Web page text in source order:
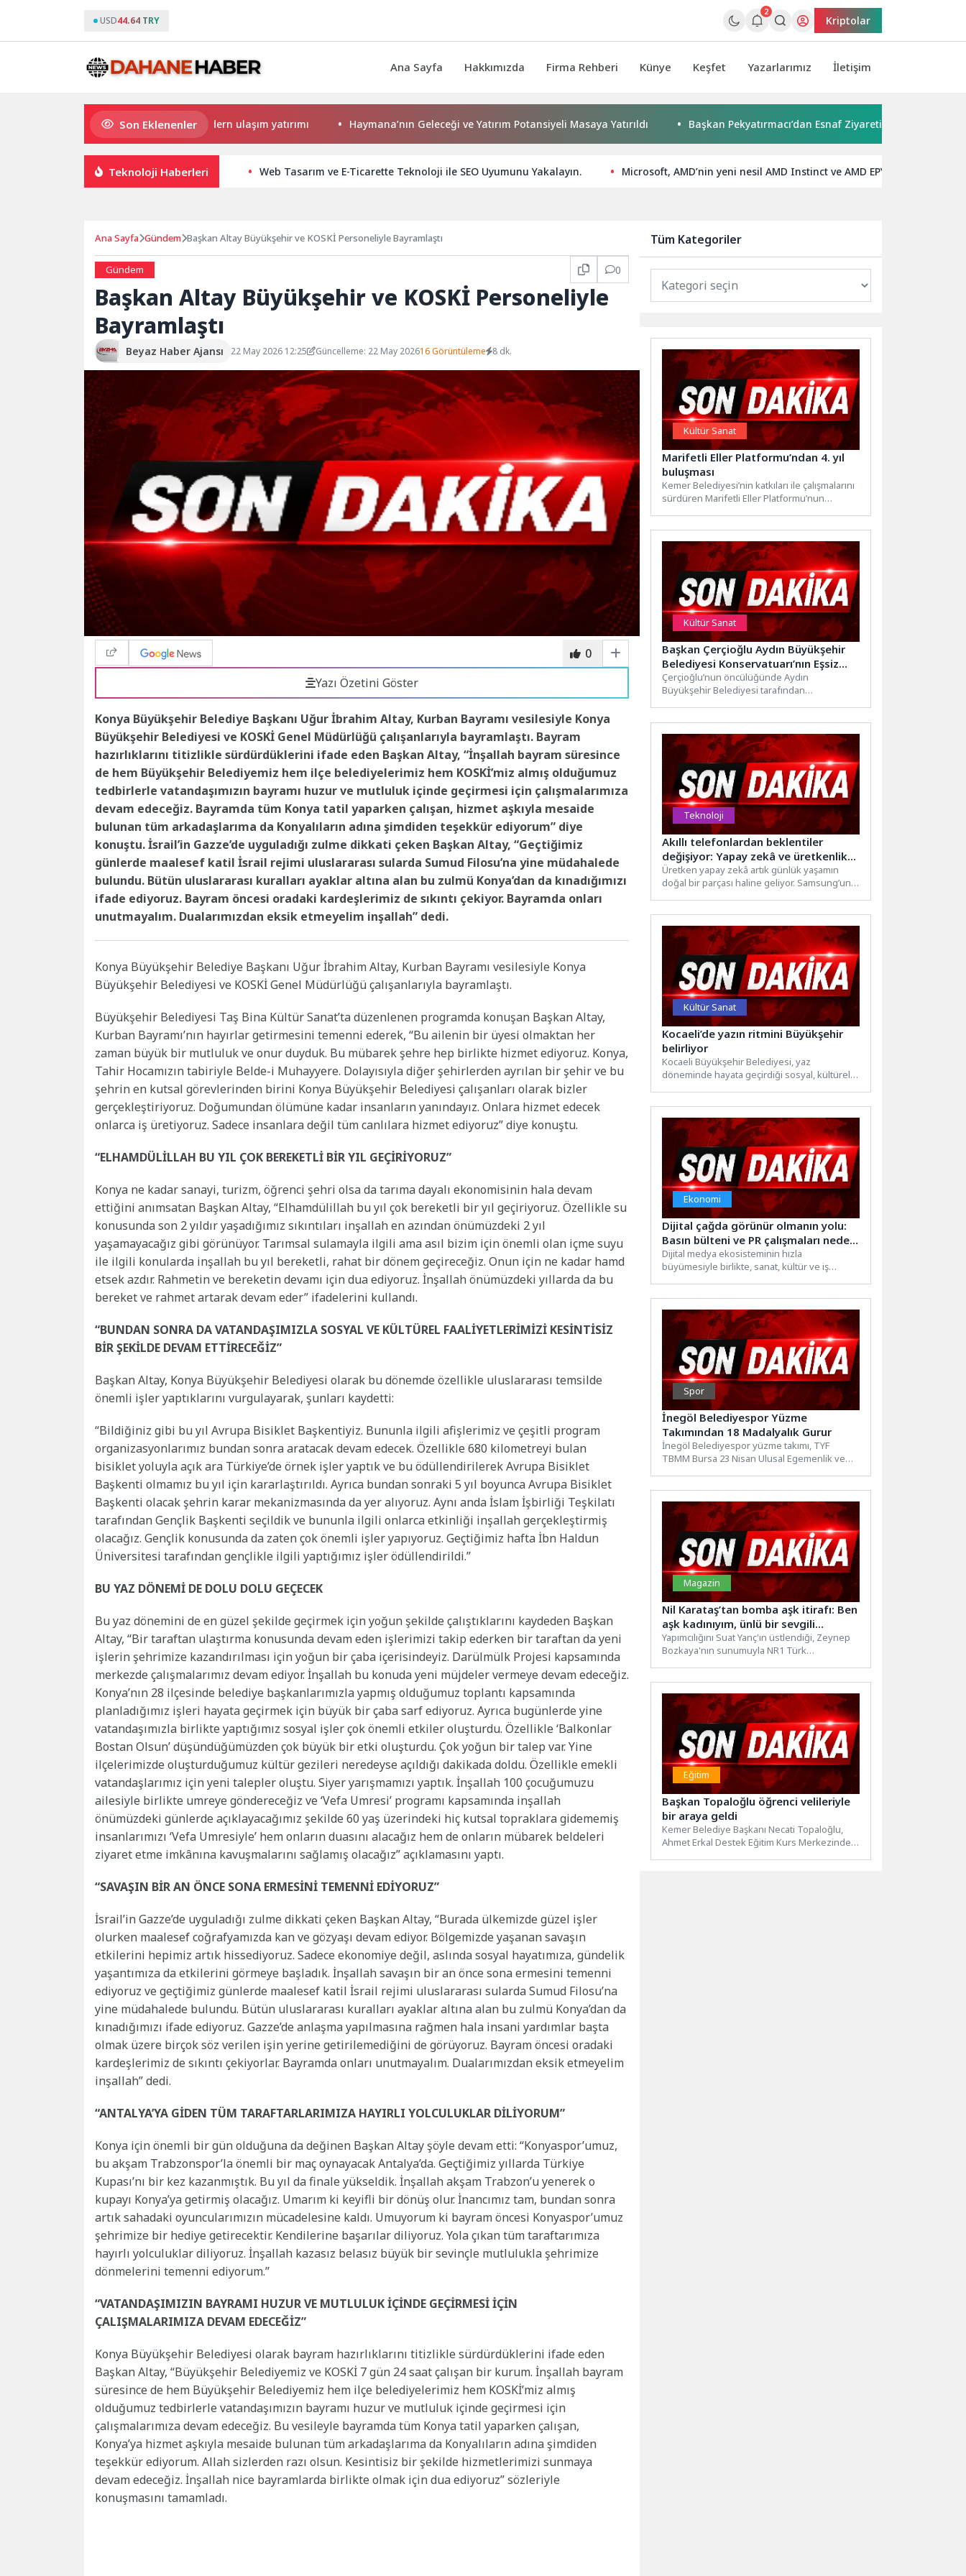
USD44.64 TRY
2
Kriptolar
Ana Sayfa Hakkımızda Firma Rehberi Künye Keşfet Yazarlarımız İletişim
Son Eklenenler
Büyükşehir’den Darıca’ya modern ulaşım yatırımı Haymana’nın Geleceği ve Yatırım Potansiyeli Masaya Yatırıldı Başkan Pekyatırmacı’dan Esnaf Ziyareti Çocuklar boyadı,
Teknoloji Haberleri Web Tasarım ve E-Ticarette Teknoloji ile SEO Uyumunu Yakalayın. Microsoft, AMD’nin yeni nesil AMD Instinct ve AMD EPYC işlemcilerini
Ana Sayfa Gündem Başkan Altay Büyükşehir ve KOSKİ Personeliyle Bayramlaştı
Gündem 0
Başkan Altay Büyükşehir ve KOSKİ Personeliyle
Bayramlaştı
Beyaz Haber Ajansı 22 May 2026 12:25 Güncelleme: 22 May 202616 Görüntüleme 8 dk.
0
Yazı Özetini Göster
Konya Büyükşehir Belediye Başkanı Uğur İbrahim Altay, Kurban Bayramı vesilesiyle Konya
Büyükşehir Belediyesi ve KOSKİ Genel Müdürlüğü çalışanlarıyla bayramlaştı. Bayram
hazırlıklarını titizlikle sürdürdüklerini ifade eden Başkan Altay, “İnşallah bayram süresince
de hem Büyükşehir Belediyemiz hem ilçe belediyelerimiz hem KOSKİ’miz almış olduğumuz
tedbirlerle vatandaşımızın bayramı huzur ve mutluluk içinde geçirmesi için çalışmalarımıza
devam edeceğiz. Bayramda tüm Konya tatil yaparken çalışan, hizmet aşkıyla mesaide
bulunan tüm arkadaşlarıma da Konyalıların adına şimdiden teşekkür ediyorum” diye
konuştu. İsrail’in Gazze’de uyguladığı zulme dikkati çeken Başkan Altay, “Geçtiğimiz
günlerde maalesef katil İsrail rejimi uluslararası sularda Sumud Filosu’na yine müdahalede
bulundu. Bütün uluslararası kuralları ayaklar altına alan bu zulmü Konya’dan da kınadığımızı
ifade ediyoruz. Bayram öncesi oradaki kardeşlerimiz de sıkıntı çekiyor. Bayramda onları
unutmayalım. Dualarımızdan eksik etmeyelim inşallah” dedi.
Konya Büyükşehir Belediye Başkanı Uğur İbrahim Altay, Kurban Bayramı vesilesiyle Konya
Büyükşehir Belediyesi ve KOSKİ Genel Müdürlüğü çalışanlarıyla bayramlaştı.
Büyükşehir Belediyesi Taş Bina Kültür Sanat’ta düzenlenen programda konuşan Başkan Altay,
Kurban Bayramı’nın hayırlar getirmesini temenni ederek, “Bu ailenin bir üyesi olmaktan her
zaman büyük bir mutluluk ve onur duyduk. Bu mübarek şehre hep birlikte hizmet ediyoruz. Konya,
Tahir Hocamızın tabiriyle Belde-i Muhayyere. Dolayısıyla diğer şehirlerden ayrılan bir şehir ve bu
şehrin en kutsal görevlerinden birini Konya Büyükşehir Belediyesi çalışanları olarak bizler
gerçekleştiriyoruz. Doğumundan ölümüne kadar insanların yanındayız. Onlara hizmet edecek
onlarca iş üretiyoruz. Sadece insanlara değil tüm canlılara hizmet ediyoruz” diye konuştu.
“ELHAMDÜLİLLAH BU YIL ÇOK BEREKETLİ BİR YIL GEÇİRİYORUZ”
Konya ne kadar sanayi, turizm, öğrenci şehri olsa da tarıma dayalı ekonomisinin hala devam
ettiğini anımsatan Başkan Altay, “Elhamdülillah bu yıl çok bereketli bir yıl geçiriyoruz. Özellikle su
konusunda son 2 yıldır yaşadığımız sıkıntıları inşallah en azından önümüzdeki 2 yıl
yaşamayacağız gibi görünüyor. Tarımsal sulamayla ilgili ama asıl bizim için önemli olan içme suyu
ile ilgili konularda inşallah bu yıl bereketli, rahat bir dönem geçireceğiz. Onun için ne kadar hamd
etsek azdır. Rahmetin ve bereketin devamı için dua ediyoruz. İnşallah önümüzdeki yıllarda da bu
bereket ve rahmet artarak devam eder” ifadelerini kullandı.
“BUNDAN SONRA DA VATANDAŞIMIZLA SOSYAL VE KÜLTÜREL FAALİYETLERİMİZİ KESİNTİSİZ
BİR ŞEKİLDE DEVAM ETTİRECEĞİZ”
Başkan Altay, Konya Büyükşehir Belediyesi olarak bu dönemde özellikle uluslararası temsilde
önemli işler yaptıklarını vurgulayarak, şunları kaydetti:
“Bildiğiniz gibi bu yıl Avrupa Bisiklet Başkentiyiz. Bununla ilgili afişlerimiz ve çeşitli program
organizasyonlarımız bundan sonra aratacak devam edecek. Özellikle 680 kilometreyi bulan
bisiklet yoluyla açık ara Türkiye’de örnek işler yaptık ve bu ödüllendirilerek Avrupa Bisiklet
Başkenti olmamız bu yıl için kararlaştırıldı. Ayrıca bundan sonraki 5 yıl boyunca Avrupa Bisiklet
Başkenti olacak şehrin karar mekanizmasında da yer alıyoruz. Aynı anda İslam İşbirliği Teşkilatı
tarafından Gençlik Başkenti seçildik ve bununla ilgili onlarca etkinliği inşallah gerçekleştirmiş
olacağız. Gençlik konusunda da zaten çok önemli işler yapıyoruz. Geçtiğimiz hafta İbn Haldun
Üniversitesi tarafından gençlikle ilgili yaptığımız işler ödüllendirildi.”
BU YAZ DÖNEMİ DE DOLU DOLU GEÇECEK
Bu yaz dönemini de en güzel şekilde geçirmek için yoğun şekilde çalıştıklarını kaydeden Başkan
Altay, “Bir taraftan ulaştırma konusunda devam eden işlerimizi takip ederken bir taraftan da yeni
işlerin şehrimize kazandırılması için yoğun bir çaba içerisindeyiz. Darülmülk Projesi kapsamında
merkezde çalışmalarımız devam ediyor. İnşallah bu konuda yeni müjdeler vermeye devam edeceğiz.
Konya’nın 28 ilçesinde belediye başkanlarımızla yapmış olduğumuz toplantı kapsamında
planladığımız işleri hayata geçirmek için büyük bir çaba sarf ediyoruz. Ayrıca bugünlerde yine
vatandaşımızla birlikte yaptığımız sosyal işler çok önemli etkiler oluşturdu. Özellikle ‘Balkonlar
Bostan Olsun’ düşündüğümüzden çok büyük bir etki oluşturdu. Çok yoğun bir talep var. Yine
ilçelerimizde oluşturduğumuz kültür gezileri neredeyse açıldığı dakikada doldu. Özellikle emekli
vatandaşlarımız için yeni talepler oluştu. Siyer yarışmamızı yaptık. İnşallah 100 çocuğumuzu
ailesiyle birlikte umreye göndereceğiz ve ‘Vefa Umresi’ programı kapsamında inşallah
önümüzdeki günlerde açıklayacağımız şekilde 60 yaş üzerindeki hiç kutsal topraklara gidememiş
insanlarımızı ‘Vefa Umresiyle’ hem onların duasını alacağız hem de onların mübarek beldeleri
ziyaret etme imkânına kavuşmalarını sağlamış olacağız” açıklamasını yaptı.
“SAVAŞIN BİR AN ÖNCE SONA ERMESİNİ TEMENNİ EDİYORUZ”
İsrail’in Gazze’de uyguladığı zulme dikkati çeken Başkan Altay, “Burada ülkemizde güzel işler
olurken maalesef coğrafyamızda kan ve gözyaşı devam ediyor. Bölgemizde yaşanan savaşın
etkilerini hepimiz artık hissediyoruz. Sadece ekonomiye değil, aslında sosyal hayatımıza, gündelik
yaşantımıza da etkilerini görmeye başladık. İnşallah savaşın bir an önce sona ermesini temenni
ediyoruz ve geçtiğimiz günlerde maalesef katil İsrail rejimi uluslararası sularda Sumud Filosu’na
yine müdahalede bulundu. Bütün uluslararası kuralları ayaklar altına alan bu zulmü Konya’dan da
kınadığımızı ifade ediyoruz. Gazze’de anlaşma yapılmasına rağmen hala insani yardımlar başta
olmak üzere birçok söz verilen işin yerine getirilemediğini de görüyoruz. Bayram öncesi oradaki
kardeşlerimiz de sıkıntı çekiyorlar. Bayramda onları unutmayalım. Dualarımızdan eksik etmeyelim
inşallah” dedi.
“ANTALYA’YA GİDEN TÜM TARAFTARLARIMIZA HAYIRLI YOLCULUKLAR DİLİYORUM”
Konya için önemli bir gün olduğuna da değinen Başkan Altay şöyle devam etti: “Konyaspor’umuz,
bu akşam Trabzonspor’la önemli bir maç oynayacak Antalya’da. Geçtiğimiz yıllarda Türkiye
Kupası’nı bir kez kazanmıştık. Bu yıl da finale yükseldik. İnşallah akşam Trabzon’u yenerek o
kupayı Konya’ya getirmiş olacağız. Umarım ki keyifli bir dönüş olur. İnancımız tam, bundan sonra
artık sahadaki oyuncularımızın mücadelesine kaldı. Umuyorum ki bayram öncesi Konyaspor’umuz
şehrimize bir hediye getirecektir. Kendilerine başarılar diliyoruz. Yola çıkan tüm taraftarımıza
hayırlı yolculuklar diliyoruz. İnşallah kazasız belasız büyük bir sevinçle mutlulukla şehrimize
dönmelerini temenni ediyorum.”
“VATANDAŞIMIZIN BAYRAMI HUZUR VE MUTLULUK İÇİNDE GEÇİRMESİ İÇİN
ÇALIŞMALARIMIZA DEVAM EDECEĞİZ”
Konya Büyükşehir Belediyesi olarak bayram hazırlıklarını titizlikle sürdürdüklerini ifade eden
Başkan Altay, “Büyükşehir Belediyemiz ve KOSKİ 7 gün 24 saat çalışan bir kurum. İnşallah bayram
süresince de hem Büyükşehir Belediyemiz hem ilçe belediyelerimiz hem KOSKİ’miz almış
olduğumuz tedbirlerle vatandaşımızın bayramı huzur ve mutluluk içinde geçirmesi için
çalışmalarımıza devam edeceğiz. Bu vesileyle bayramda tüm Konya tatil yaparken çalışan,
Konya’ya hizmet aşkıyla mesaide bulunan tüm arkadaşlarıma da Konyalıların adına şimdiden
teşekkür ediyorum. Allah sizlerden razı olsun. Kesintisiz bir şekilde hizmetlerimizi sunmaya
devam edeceğiz. İnşallah nice bayramlarda birlikte olmak için dua ediyoruz” sözleriyle
konuşmasını tamamladı.
Tüm Kategoriler
Kültür Sanat
Marifetli Eller Platformu’ndan 4. yıl
buluşması
Kemer Belediyesi’nin katkıları ile çalışmalarını
sürdüren Marifetli Eller Platformu’nun
Kültür Sanat
Başkan Çerçioğlu Aydın Büyükşehir
Belediyesi Konservatuarı’nın Eşsiz
Gösterilerini Aydınlılar ile Buluşturdu
Çerçioğlu’nun öncülüğünde Aydın
Büyükşehir Belediyesi tarafından
Teknoloji
Akıllı telefonlardan beklentiler
değişiyor: Yapay zekâ ve üretkenlik
yeni tercih kriterleri
Üretken yapay zekâ artık günlük yaşamın
doğal bir parçası haline geliyor. Samsung’un
Kültür Sanat
Kocaeli’de yazın ritmini Büyükşehir
belirliyor
Kocaeli Büyükşehir Belediyesi, yaz
döneminde hayata geçirdiği sosyal, kültürel,
Ekonomi
Dijital çağda görünür olmanın yolu:
Basın bülteni ve PR çalışmaları neden
önem kazandı?
Dijital medya ekosisteminin hızla
büyümesiyle birlikte, sanat, kültür ve iş
Spor
İnegöl Belediyespor Yüzme
Takımından 18 Madalyalık Gurur
İnegöl Belediyespor yüzme takımı, TYF
TBMM Bursa 23 Nisan Ulusal Egemenlik ve
Magazin
Nil Karataş’tan bomba aşk itirafı: Ben
aşk kadınıyım, ünlü bir sevgili
istiyorum
Yapımcılığını Suat Yanç'ın üstlendiği, Zeynep
Bozkaya'nın sunumuyla NR1 Türk
Eğitim
Başkan Topaloğlu öğrenci velileriyle
bir araya geldi
Kemer Belediye Başkanı Necati Topaloğlu,
Ahmet Erkal Destek Eğitim Kurs Merkezinde